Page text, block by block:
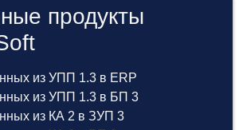
продукты
из УПП 1.3 в ERP
из УПП 1.3 в БП 3
из КА 2 в ЗУП 3